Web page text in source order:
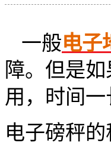
一般电子
障。但是
用，时间
电子磅秤